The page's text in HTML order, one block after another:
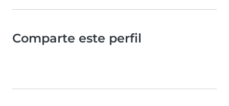
Comparte este perfil